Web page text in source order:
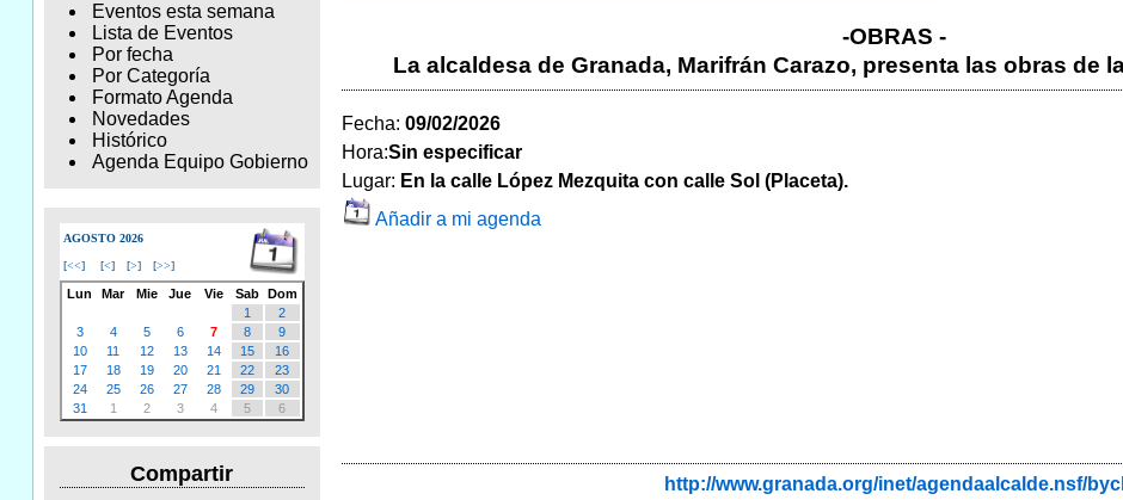
Eventos esta semana
Lista de Eventos
Por fecha
Por Categoría
Formato Agenda
Novedades
Histórico
Agenda Equipo Gobierno
AGOSTO 2026
[<<] [<] [>] [>>]
Lun Mar Mie Jue Vie Sab
Dom
1
2
3
4 5 6 7 8
9
10
11 12 13 14 15
16
17
18 19 20 21 22
23
24
25 26 27 28 29
30
31
1 2 3 4 5 6
Compartir
-OBRAS -
La alcaldesa de Granada, Marifrán Carazo, presenta las obras de
Fecha: 09/02/2026
Hora:Sin especificar
Lugar: En la calle López Mezquita con calle Sol (Placeta).
Añadir a mi agenda
http://www.granada.org/inet/agendaalcalde.nsf/